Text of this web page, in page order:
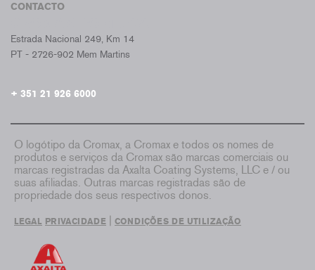
CONTACTO
Estrada Nacional 249, Km 14
PT - 2726-902 Mem Martins
+ 351 21 926 6000
O logótipo da Cromax, a Cromax e todos os nomes de
produtos e serviços da Cromax são marcas comerciais ou
marcas registradas da Axalta Coating Systems, LLC e / ou
suas afiliadas. Outras marcas registradas são de
propriedade dos seus respectivos donos.
LEGAL PRIVACIDADE CONDIÇÕES DE UTILIZAÇÃO